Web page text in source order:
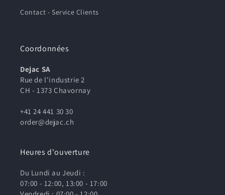
Contact - Service Clients
Coordonnées
Dejac SA
Rue de l'industrie 2
CH - 1373 Chavornay
+41 24 441 30 30
order@dejac.ch
Heures d'ouverture
Du Lundi au Jeudi :
07:00 - 12:00, 13:00 - 17:00